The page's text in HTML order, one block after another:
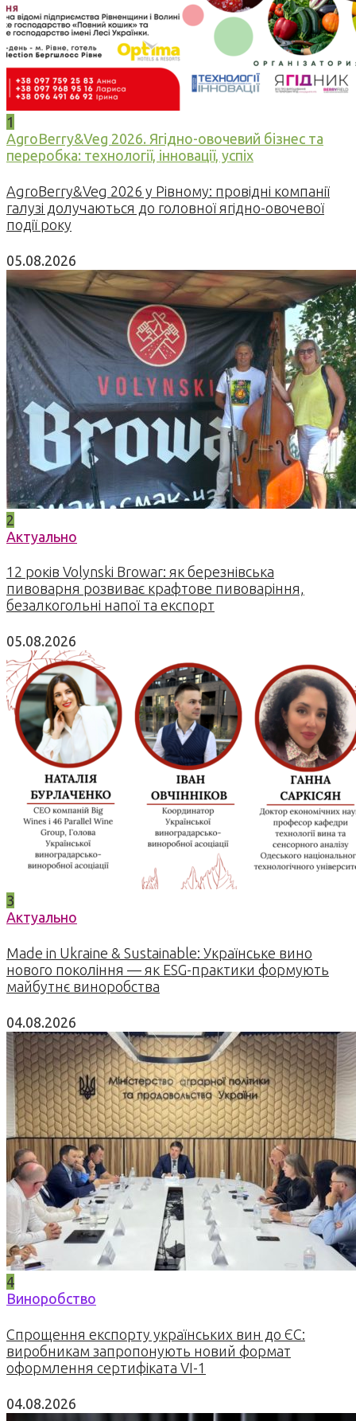
1
AgroBerry&Veg 2026. Ягідно-овочевий бізнес та
переробка: технології, інновації, успіх
AgroBerry&Veg 2026 у Рівному: провідні компанії
галузі долучаються до головної ягідно-овочевої
події року
05.08.2026
2
Актуально
12 років Volynski Browar: як березнівська
пивоварня розвиває крафтове пивоваріння,
безалкогольні напої та експорт
05.08.2026
3
Актуально
Made in Ukraine & Sustainable: Українське вино
нового покоління — як ESG-практики формують
майбутнє виноробства
04.08.2026
4
Виноробство
Спрощення експорту українських вин до ЄС:
виробникам запропонують новий формат
оформлення сертифіката VI-1
04.08.2026